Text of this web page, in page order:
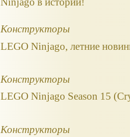
Конструкторы
LEGO Ninjago, летние
Конструкторы
LEGO Ninjago Season 15
Конструкторы